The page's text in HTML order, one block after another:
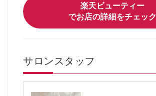
楽天ビューティー
でお店の詳細をチェック
サロンスタッフ